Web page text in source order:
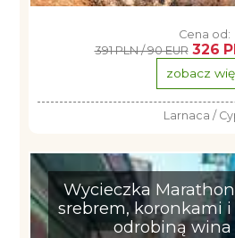
Cena od:
391 PLN / 90 EUR 326
zobacz
Larnaca /
Wycieczka
srebrem, koronkami
odrobiną